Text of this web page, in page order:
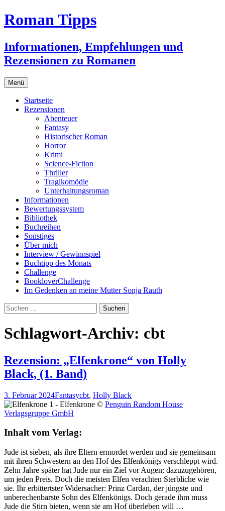
Zum
Inhalt
Roman Tipps
Informationen, Empfehlungen und
Rezensionen zu Romanen
Menü
Startseite
Rezensionen
Abenteuer
Fantasy
Historischer Roman
Horror
Krimi
Science-Fiction
Thriller
Tragikomödie
Unterhaltungsroman
Informationen
Bewertungssystem
Bibliothek
Buchreihen
Sonstiges
Über mich
Interview / Gewinnspiel
Buchtipp des Monats
Challenge
BookloverChallenge
Im Gedenken an meine Mutter Sonja Rauth
Suchen
nach:
Schlagwort-Archiv: cbt
Rezension: „Elfenkrone“ von Holly
Black, (1. Band)
3. Februar 2024Fantasycbt, Holly Black
© Penguin Random House
Verlagsgruppe GmbH
Inhalt vom Verlag:
Jude ist sieben, als ihre Eltern ermordet werden und sie gemeinsam
mit ihren Schwestern an den Hof des Elfenkönigs verschleppt wird.
Zehn Jahre später hat Jude nur ein Ziel vor Augen: dazuzugehören,
um jeden Preis. Doch die meisten Elfen verachten Sterbliche wie
sie. Ihr erbittertster Widersacher: Prinz Cardan, der jüngste und
unberechenbarste Sohn des Elfenkönigs. Doch gerade ihm muss
Jude die Stirn bieten, wenn sie am Hof überleben will …